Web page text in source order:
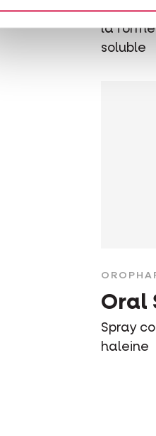
Aliment
la
soluble
Oral
Spray
haleine